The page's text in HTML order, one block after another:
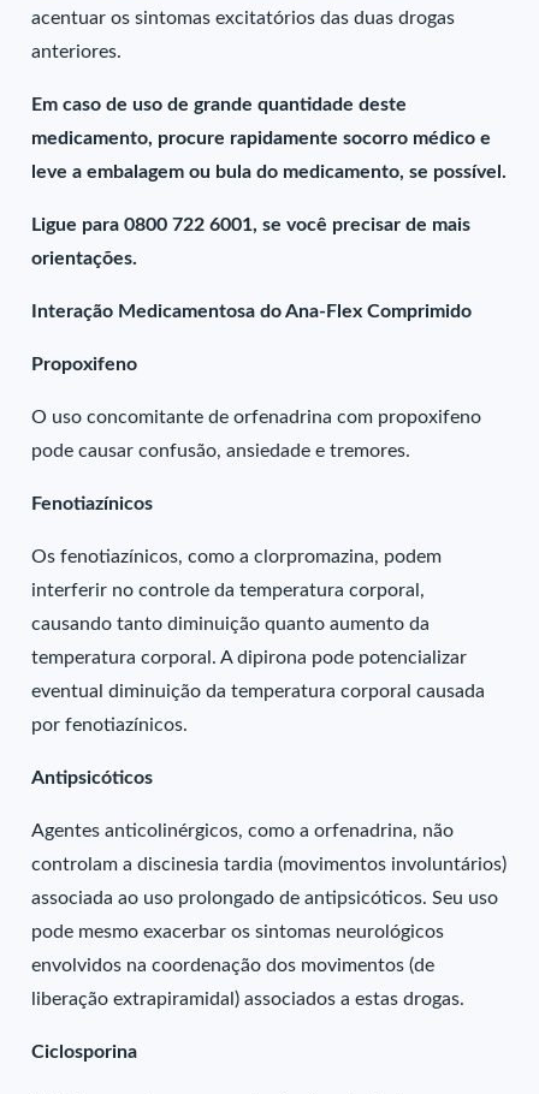
acentuar os sintomas excitatórios das duas drogas
anteriores.
Em caso de uso de grande quantidade deste
medicamento, procure rapidamente socorro médico e
leve a embalagem ou bula do medicamento, se possível.
Ligue para 0800 722 6001, se você precisar de mais
orientações.
Interação Medicamentosa do Ana-Flex Comprimido
Propoxifeno
O uso concomitante de orfenadrina com propoxifeno
pode causar confusão, ansiedade e tremores.
Fenotiazínicos
Os fenotiazínicos, como a clorpromazina, podem
interferir no controle da temperatura corporal,
causando tanto diminuição quanto aumento da
temperatura corporal. A dipirona pode potencializar
eventual diminuição da temperatura corporal causada
por fenotiazínicos.
Antipsicóticos
Agentes anticolinérgicos, como a orfenadrina, não
controlam a discinesia tardia (movimentos involuntários)
associada ao uso prolongado de antipsicóticos. Seu uso
pode mesmo exacerbar os sintomas neurológicos
envolvidos na coordenação dos movimentos (de
liberação extrapiramidal) associados a estas drogas.
Ciclosporina